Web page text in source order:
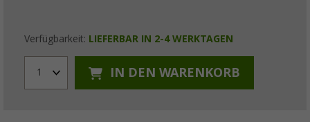
Verfügbarkeit: LIEFERBAR IN 2-4 WERKTAGEN
1 IN DEN WARENKORB